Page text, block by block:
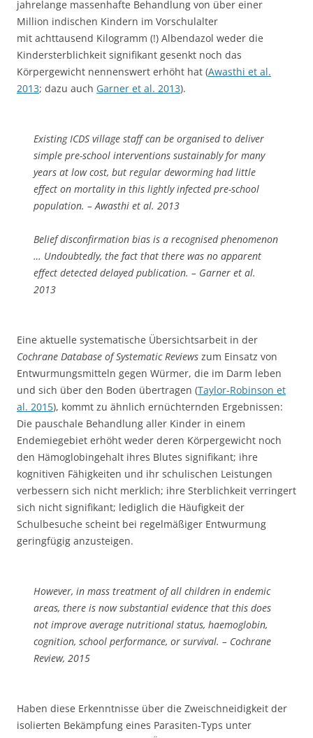
jahrelange massenhafte Behandlung von über einer
Million indischen Kindern im Vorschulalter
mit achttausend Kilogramm (!) Albendazol weder die
Kindersterblichkeit signifikant gesenkt noch das
Körpergewicht nennenswert erhöht hat (Awasthi et al.
2013; dazu auch Garner et al. 2013).
Existing ICDS village staff can be organised to deliver
simple pre-school interventions sustainably for many
years at low cost, but regular deworming had little
effect on mortality in this lightly infected pre-school
population. – Awasthi et al. 2013
Belief disconfirmation bias is a recognised phenomenon
… Undoubtedly, the fact that there was no apparent
effect detected delayed publication. – Garner et al.
2013
Eine aktuelle systematische Übersichtsarbeit in der
Cochrane Database of Systematic Reviews zum Einsatz von
Entwurmungsmitteln gegen Würmer, die im Darm leben
und sich über den Boden übertragen (Taylor-Robinson et
al. 2015), kommt zu ähnlich ernüchternden Ergebnissen:
Die pauschale Behandlung aller Kinder in einem
Endemiegebiet erhöht weder deren Körpergewicht noch
den Hämoglobingehalt ihres Blutes signifikant; ihre
kognitiven Fähigkeiten und ihr schulischen Leistungen
verbessern sich nicht merklich; ihre Sterblichkeit verringert
sich nicht signifikant; lediglich die Häufigkeit der
Schulbesuche scheint bei regelmäßiger Entwurmung
geringfügig anzusteigen.
However, in mass treatment of all children in endemic
areas, there is now substantial evidence that this does
not improve average nutritional status, haemoglobin,
cognition, school performance, or survival. – Cochrane
Review, 2015
Haben diese Erkenntnisse über die Zweischneidigkeit der
isolierten Bekämpfung eines Parasiten-Typs unter